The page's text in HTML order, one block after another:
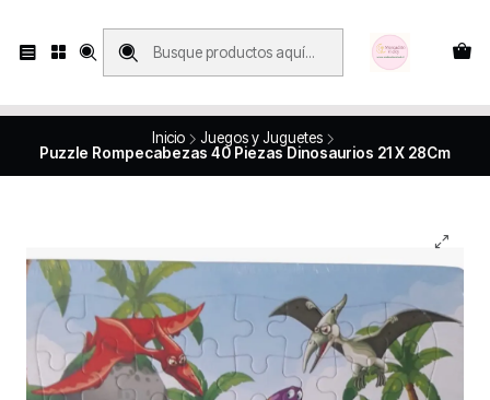
Inicio
Juegos y Juguetes
Puzzle Rompecabezas 40 Piezas Dinosaurios 21 X 28Cm